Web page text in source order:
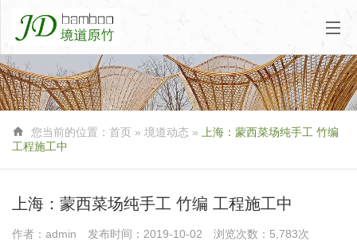
 您当前的位置： 首页 » 境道动态 »
上海：蒙西菜场纯手工 竹编
工程施工中
上海：蒙西菜场纯手工 竹编 工程施工中
作者：admin 发布时间：2019-10-02 浏览次数：5,783次